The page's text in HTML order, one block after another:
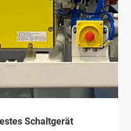
Schaltgerät